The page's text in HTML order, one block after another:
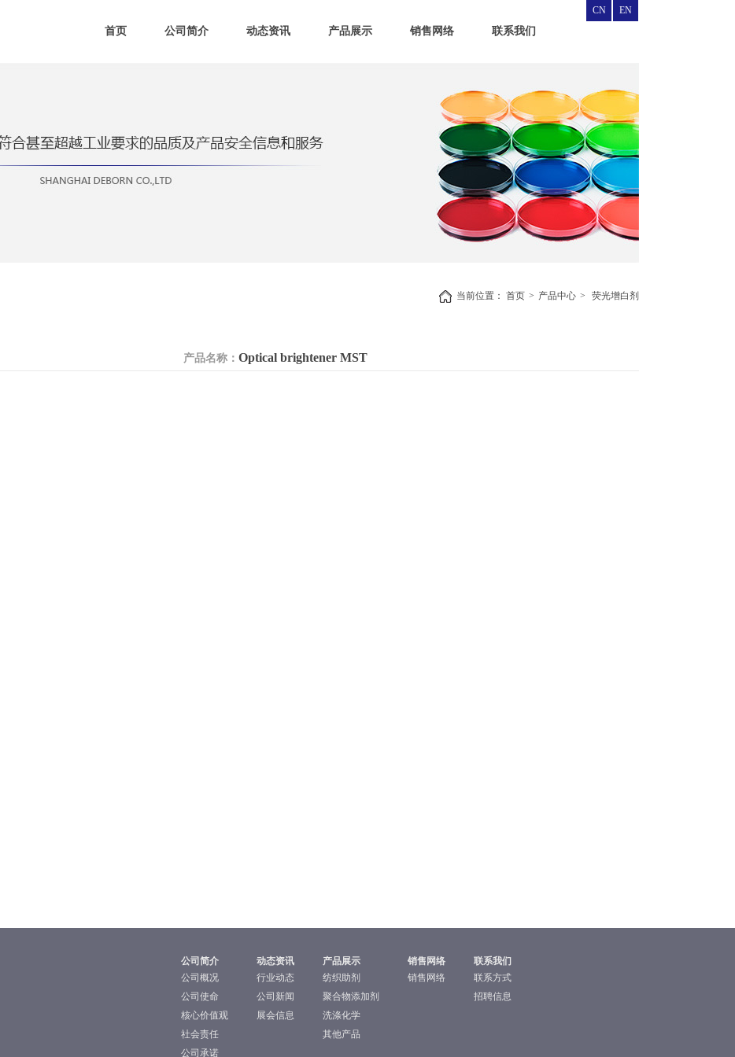
首页 公司简介 动态资讯 产品展示 销售网络 联系我们
CN EN
当前位置： 首页 > 产品中心 > 荧光增白剂
产品名称： Optical brightener MST
公司简介
公司概况
公司使命
核心价值观
社会责任
公司承诺
动态资讯
行业动态
公司新闻
展会信息
产品展示
纺织助剂
聚合物添加剂
洗涤化学
其他产品
销售网络
销售网络
联系我们
联系方式
招聘信息